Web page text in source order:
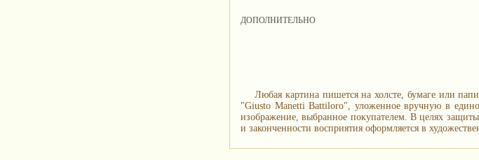
ДОПОЛНИТЕЛЬНО
Любая картина пишется на холсте, бумаге или
"Giusto Manetti Battiloro", уложенное вручную в
изображение, выбранное покупателем. В целях
и законченности восприятия оформляется в